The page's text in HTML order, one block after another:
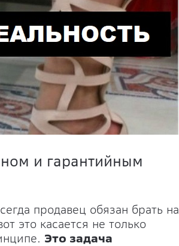
и гарантийным
продавец обязан брать на
это касается не только
Это задача